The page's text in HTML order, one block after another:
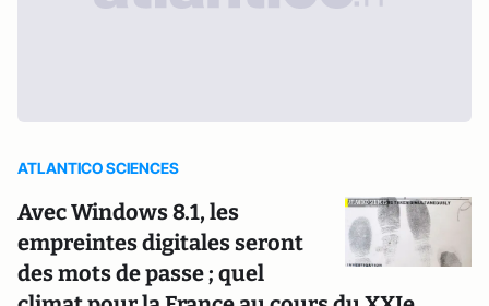
ATLANTICO SCIENCES
Avec Windows 8.1, les
empreintes digitales seront
des mots de passe ; quel